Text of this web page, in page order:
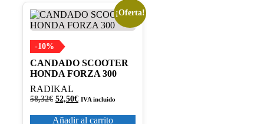
¡Oferta!
-10%
CANDADO SCOOTER
HONDA FORZA 300
RADIKAL
58,32€ El
original
52,50€El
actual
IVA incluido
Añadir al carrito